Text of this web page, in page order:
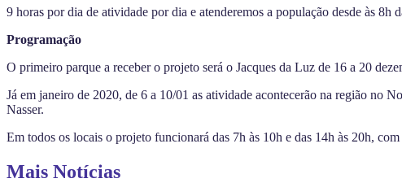
9 horas por dia de atividade por dia e atenderemos a população desde às
Programação
O primeiro parque a receber o projeto será o Jacques da Luz de 16 a 20
Já em janeiro de 2020, de 6 a 10/01 as atividade acontecerão na região no
Nasser.
Em todos os locais o projeto funcionará das 7h às 10h e das 14h às 20h,
Mais Notícias